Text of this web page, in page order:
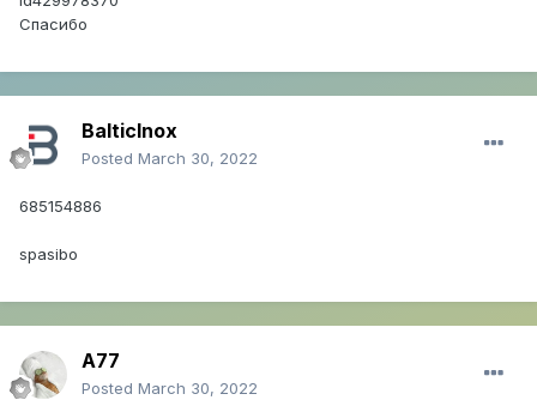
Cпасибо
BalticInox
Posted March 30, 2022
685154886
spasibo
A77
Posted March 30, 2022